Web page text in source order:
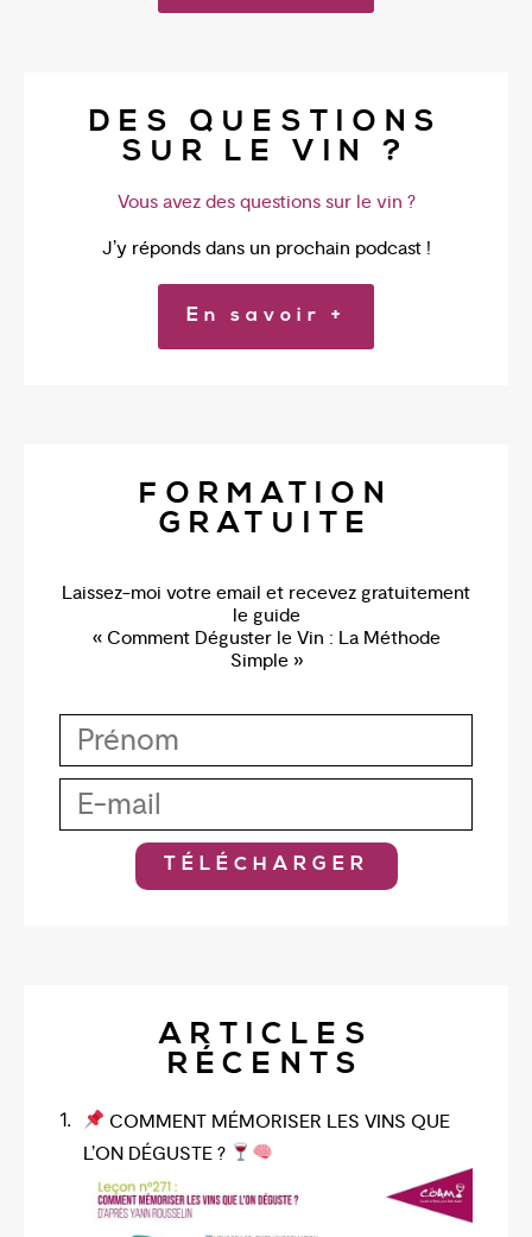
DES QUESTIONS
SUR LE VIN ?
Vous avez des questions sur le vin ?
J’y réponds dans un prochain podcast !
En savoir +
FORMATION
GRATUITE
Laissez-moi votre email et recevez gratuitement
le guide
« Comment Déguster le Vin : La Méthode
Simple »
TÉLÉCHARGER
ARTICLES
RÉCENTS
COMMENT MÉMORISER LES VINS QUE
L’ON DÉGUSTE ?